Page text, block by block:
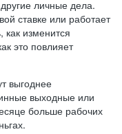
личные дела.
ставке или работает
изменится
это повлияет
выгоднее
выходные или
больше рабочих